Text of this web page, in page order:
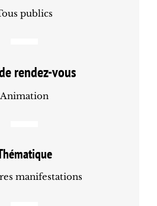
publics
rendez-vous
Animation
manifestations